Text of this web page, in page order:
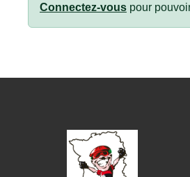
Connectez-vous pour